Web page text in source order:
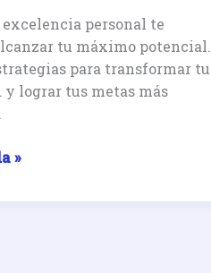
personal te
tu máximo potencial.
para transformar tu
lograr tus metas más
»